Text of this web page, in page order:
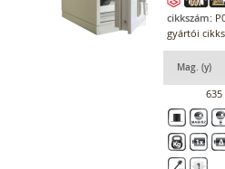
cikkszám:
gyártói
Mag. (y)
635